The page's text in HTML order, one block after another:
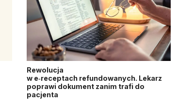
Rewolucja
w e‑receptach refundowanych. Lekarz
poprawi dokument zanim trafi do
pacjenta